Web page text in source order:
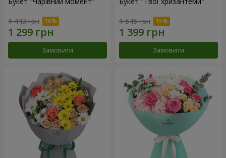
1 443 грн
Замовити
1 646 грн
Замовити